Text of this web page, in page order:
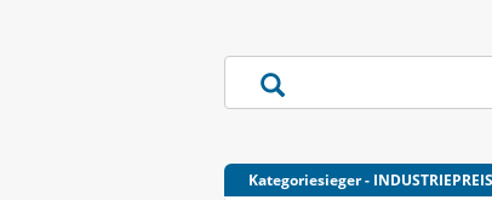
Kategoriesieger -